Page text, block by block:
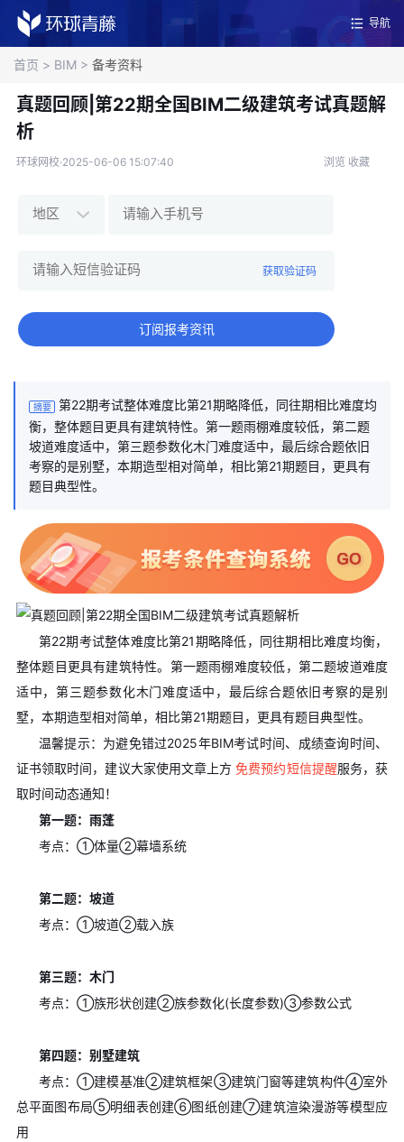
导航
首页 > BIM > 备考资料
真题回顾|第22期全国BIM二级建筑考试真题解
析
环球网校·2025-06-06 15:07:40 浏览 收藏
获取验证码
订阅报考资讯
摘要
第22期考试整体难度比第21期略降低，同往期相比难度均
衡，整体题目更具有建筑特性。第一题雨棚难度较低，第二题
坡道难度适中，第三题参数化木门难度适中，最后综合题依旧
考察的是别墅，本期造型相对简单，相比第21期题目，更具有
题目典型性。
第22期考试整体难度比第21期略降低，同往期相比难度均衡，
整体题目更具有建筑特性。第一题雨棚难度较低，第二题坡道难度
适中，第三题参数化木门难度适中，最后综合题依旧考察的是别
墅，本期造型相对简单，相比第21期题目，更具有题目典型性。
温馨提示：为避免错过2025年BIM考试时间、成绩查询时间、
证书领取时间，建议大家使用文章上方 免费预约短信提醒服务，获
取时间动态通知！
第一题：雨蓬
考点：①体量②幕墙系统
第二题：坡道
考点：①坡道②载入族
第三题：木门
考点：①族形状创建②族参数化(长度参数)③参数公式
第四题：别墅建筑
考点：①建模基准②建筑框架③建筑门窗等建筑构件④室外
总平面图布局⑤明细表创建⑥图纸创建⑦建筑渲染漫游等模型应
用